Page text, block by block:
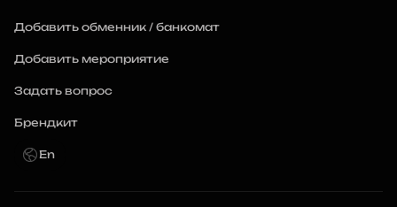
Добавить обменник / банкомат
Добавить мероприятие
Задать вопрос
Брендкит
En